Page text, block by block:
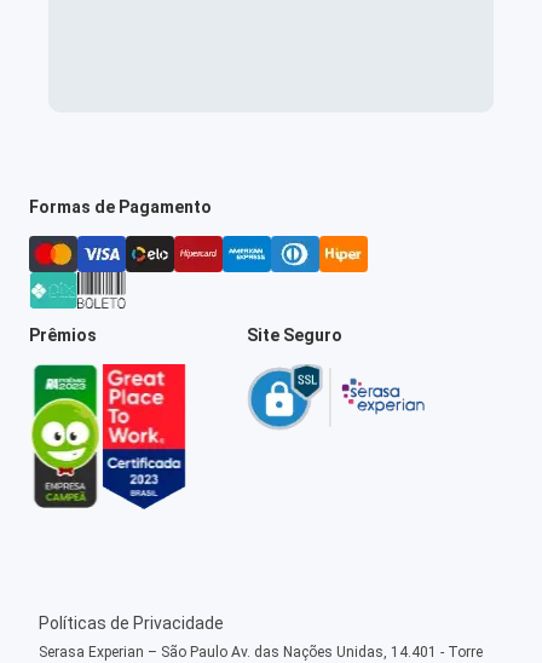
Formas de Pagamento
Prêmios Site Seguro
Políticas de Privacidade
Serasa Experian – São Paulo Av. das Nações Unidas, 14.401 - Torre